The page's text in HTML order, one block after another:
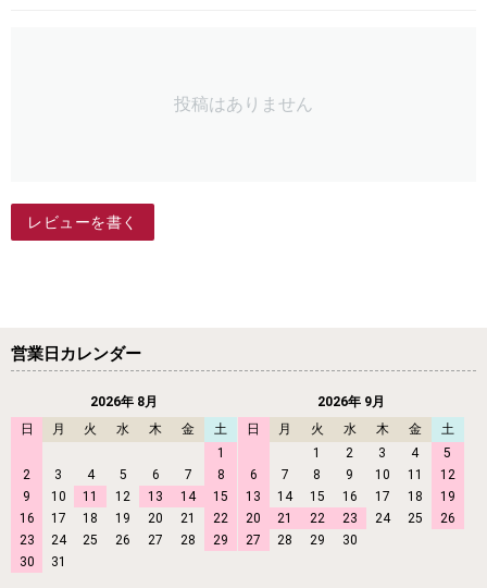
投稿はありません
レビューを書く
営業日カレンダー
2026年 8月
日
月 火 水 木 金
土
1
2
3 4 5 6 7
8
9
10 11 12 13 14
15
16
17 18 19 20 21
22
23
24 25 26 27 28
29
30
31
2026年 9月
日
月 火 水 木 金
土
1
2 3 4
5
6
7 8 9 10 11
12
13
14 15 16 17 18
19
20
21 22 23 24 25
26
27
28 29 30